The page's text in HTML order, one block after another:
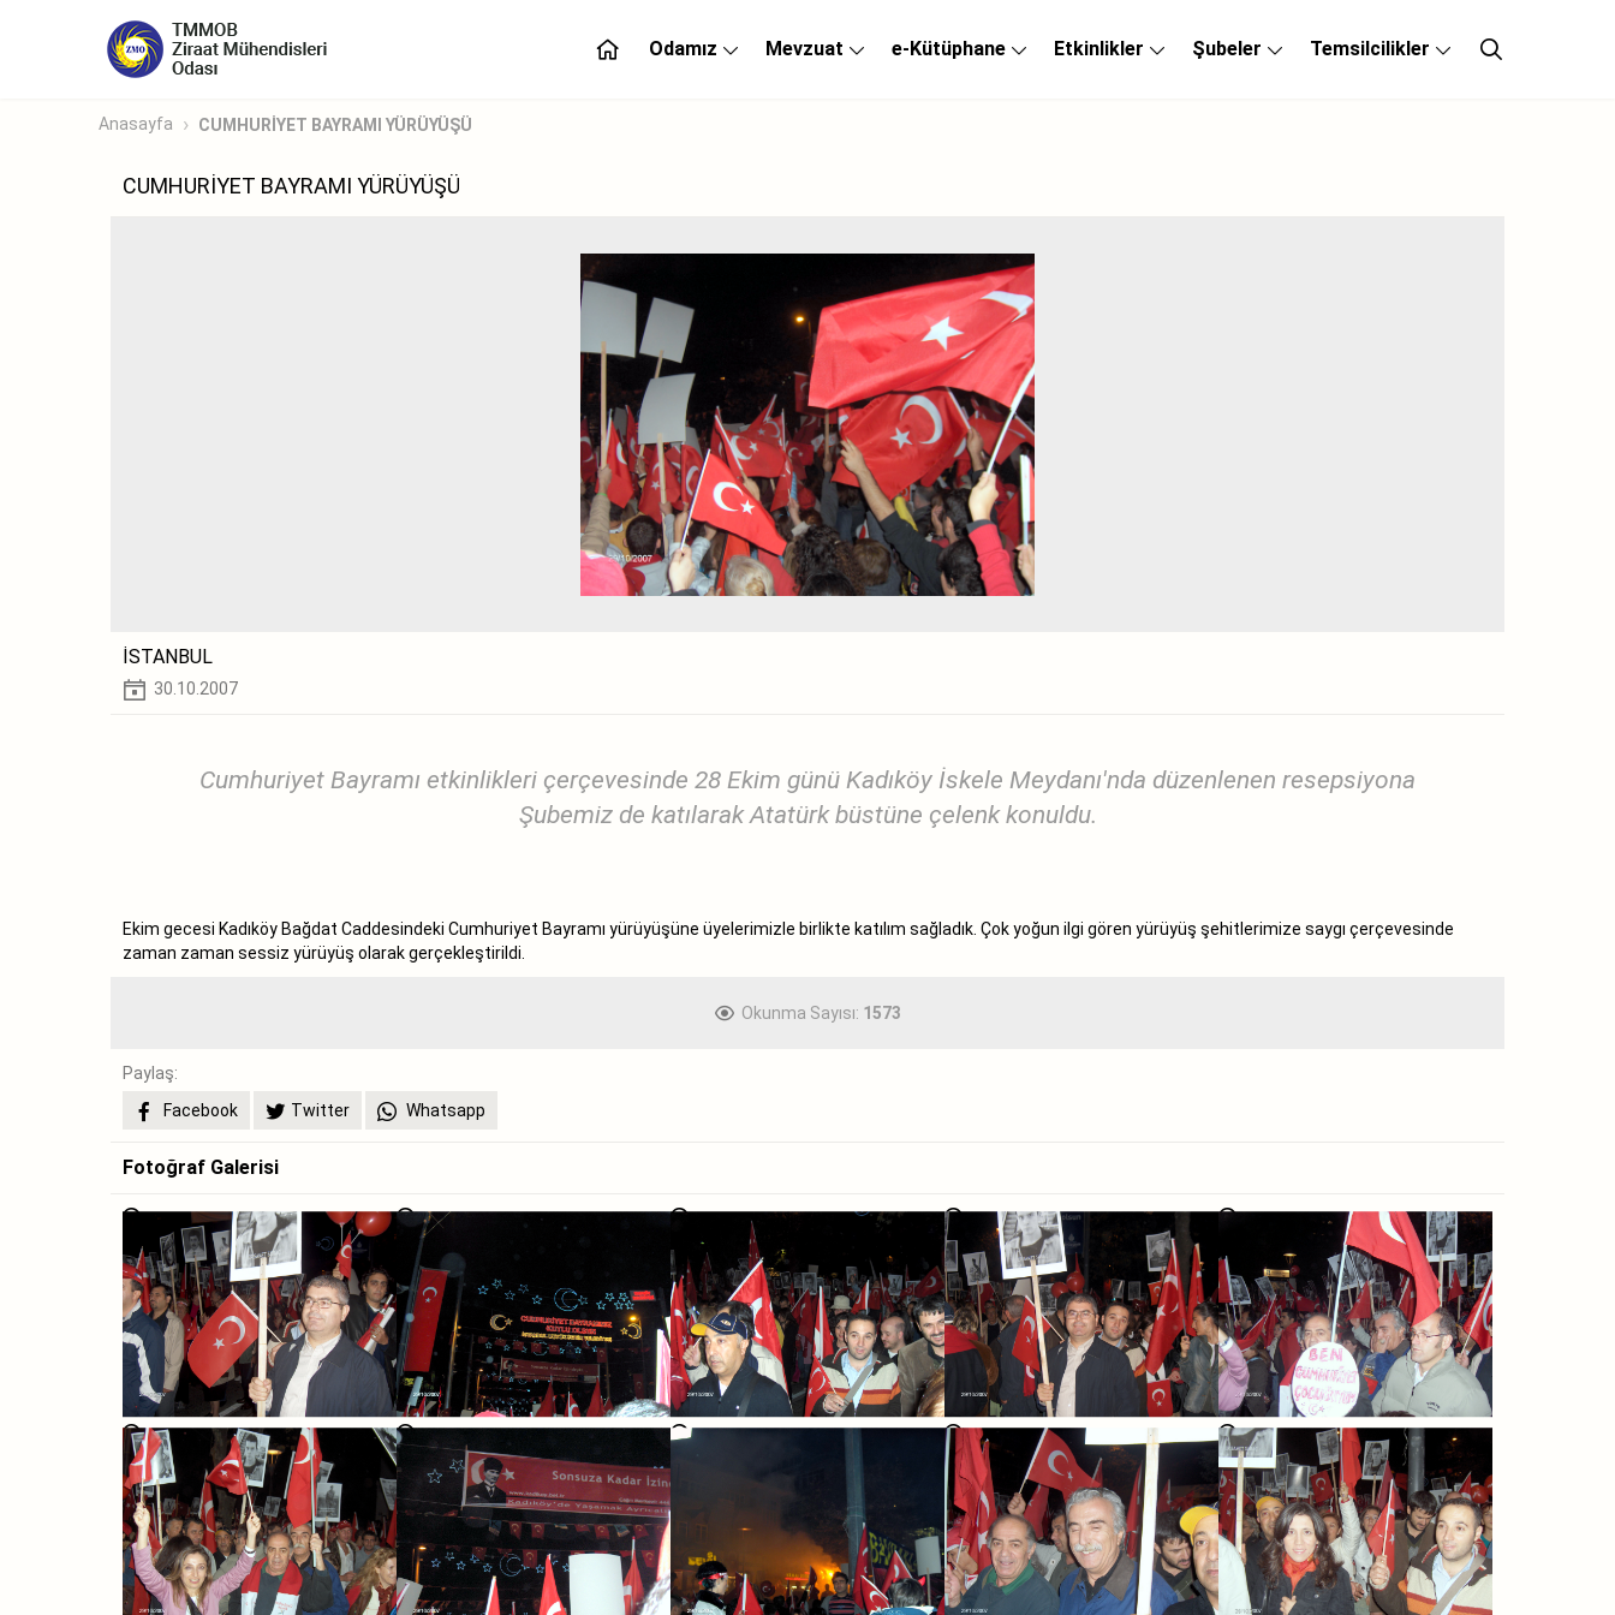
Odamız Mevzuat e-Kütüphane Etkinlikler Şubeler Temsilcilikler
Anasayfa CUMHURİYET BAYRAMI YÜRÜYÜŞÜ
CUMHURİYET BAYRAMI YÜRÜYÜŞÜ
İSTANBUL
30.10.2007
Cumhuriyet Bayramı etkinlikleri çerçevesinde 28 Ekim günü Kadıköy İskele Meydanı'nda düzenlenen resepsiyona
Şubemiz de katılarak Atatürk büstüne çelenk konuldu.
Ekim gecesi Kadıköy Bağdat Caddesindeki Cumhuriyet Bayramı yürüyüşüne üyelerimizle birlikte katılım sağladık. Çok yoğun ilgi gören yürüyüş şehitlerimize saygı çerçevesinde
zaman zaman sessiz yürüyüş olarak gerçekleştirildi.
Okunma Sayısı: 1573
Paylaş:
Facebook
Twitter Whatsapp
Fotoğraf Galerisi